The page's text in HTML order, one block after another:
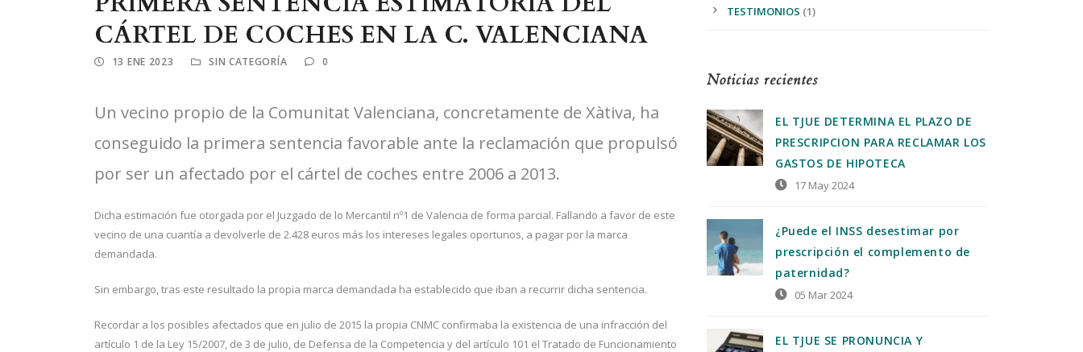
CÁRTEL DE COCHES EN LA C. VALENCIANA
13 ENE 2023 SIN CATEGORÍA 0
Un vecino propio de la Comunitat Valenciana, concretamente de Xàtiva, ha
conseguido la primera sentencia favorable ante la reclamación que propulsó
por ser un afectado por el cártel de coches entre 2006 a 2013.
Dicha estimación fue otorgada por el Juzgado de lo Mercantil nº1 de Valencia de forma parcial. Fallando a favor de este
vecino de una cuantía a devolverle de 2.428 euros más los intereses legales oportunos, a pagar por la marca
demandada.
Sin embargo, tras este resultado la propia marca demandada ha establecido que iban a recurrir dicha sentencia.
Recordar a los posibles afectados que en julio de 2015 la propia CNMC confirmaba la existencia de una infracción del
artículo 1 de la Ley 15/2007, de 3 de julio, de Defensa de la Competencia y del artículo 101 el Tratado de Funcionamiento
TESTIMONIOS (1)
Noticias recientes
EL TJUE DETERMINA EL PLAZO DE
PRESCRIPCION PARA RECLAMAR LOS
GASTOS DE HIPOTECA
17 May 2024
¿Puede el INSS desestimar por
prescripción el complemento de
paternidad?
05 Mar 2024
EL TJUE SE PRONUNCIA Y